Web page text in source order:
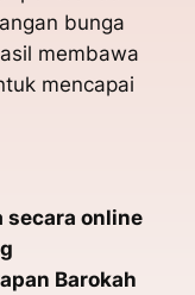
bunga
membawa
mencapai
secara online
Barokah